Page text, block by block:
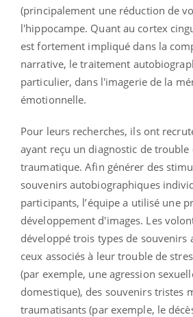
(principalement une réduction de
l'hippocampe. Quant au cortex
est fortement impliqué dans la
narrative, le traitement
particulier, dans l'imagerie de la
émotionnelle.
Pour leurs recherches, ils ont
ayant reçu un diagnostic de trouble
traumatique. Afin générer des
souvenirs autobiographiques
participants, l’équipe a utilisé une
développement d'images. Les
développé trois types de souvenirs
ceux associés à leur trouble de
(par exemple, une agression
domestique), des souvenirs tristes
traumatisants (par exemple, le